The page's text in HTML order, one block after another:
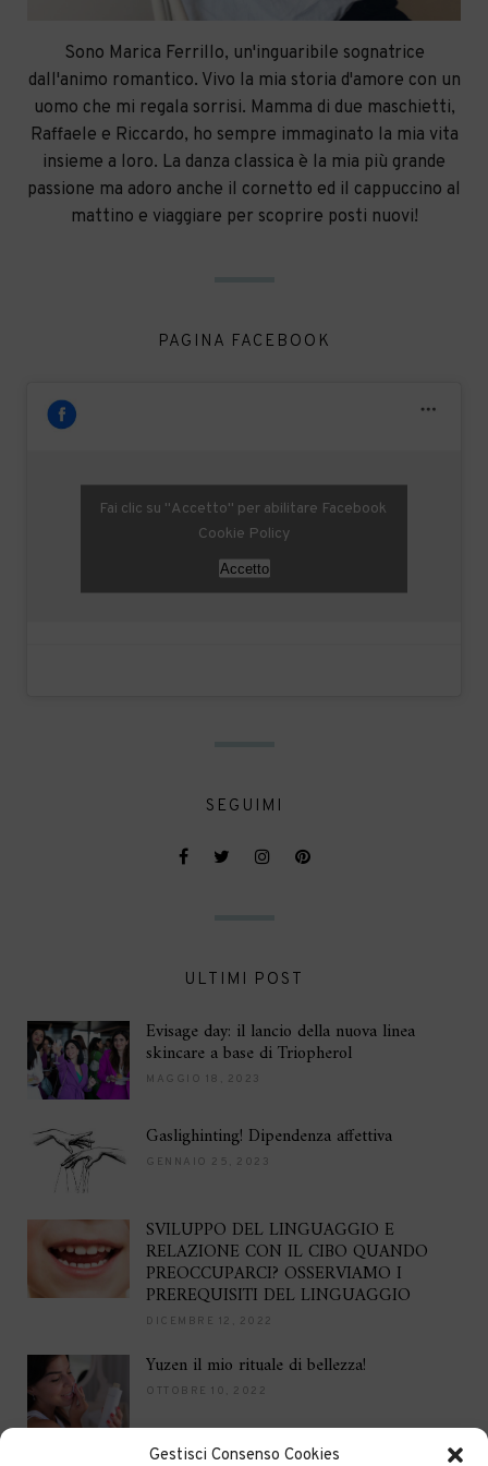
Gestisci Consenso Cookies
Sono Marica Ferrillo, un'inguaribile sognatrice
dall'animo romantico. Vivo la mia storia d'amore con un
uomo che mi regala sorrisi. Mamma di due maschietti,
Raffaele e Riccardo, ho sempre immaginato la mia vita
insieme a loro. La danza classica è la mia più grande
passione ma adoro anche il cornetto ed il cappuccino al
mattino e viaggiare per scoprire posti nuovi!
PAGINA FACEBOOK
Fai clic su "Accetto" per abilitare Facebook
Cookie Policy
Accetto
SEGUIMI
ULTIMI POST
Evisage day: il lancio della nuova linea
skincare a base di Triopherol
MAGGIO 18, 2023
Gaslighinting! Dipendenza affettiva
GENNAIO 25, 2023
SVILUPPO DEL LINGUAGGIO E
RELAZIONE CON IL CIBO QUANDO
PREOCCUPARCI? OSSERVIAMO I
PREREQUISITI DEL LINGUAGGIO
DICEMBRE 12, 2022
Yuzen il mio rituale di bellezza!
OTTOBRE 10, 2022